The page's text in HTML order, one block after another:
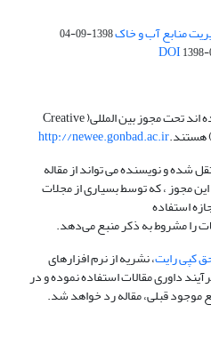
منابع آب و خاک1398-09-04
مقالاتی که در این نشریه منتشر شده اند تحت مجوز بین المللی( Creative
http://newee.gonbad.ac.ir
شده و نویسنده می تواند از مقاله
مجوز ، که توسط بسیاری از مجلات
استفاده
را مشروط به ذکر منبع می‌دهد.
کپی رایت، نشریه از نرم افزارهای
داوری مقالات استفاده نموده و در